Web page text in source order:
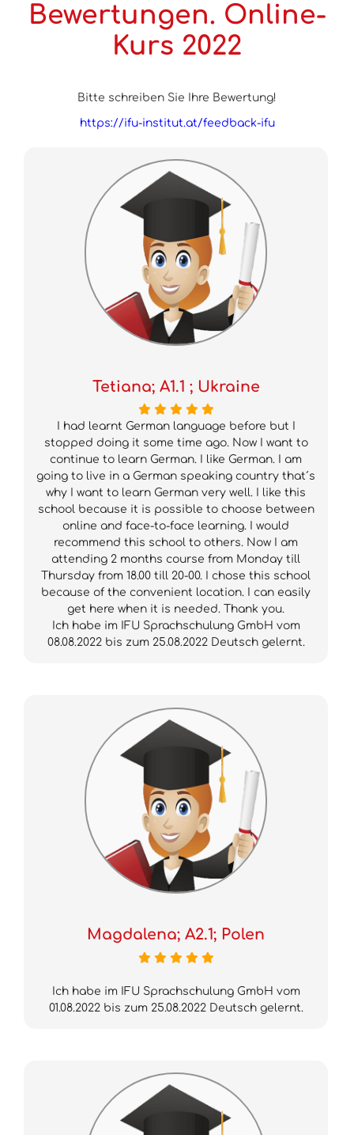
Bewertungen. Online-
Kurs 2022
Bitte schreiben Sie Ihre Bewertung!
https://ifu-institut.at/feedback-ifu
Tetiana; A1.1 ; Ukraine
I had learnt German language before but I
stopped doing it some time ago. Now I want to
continue to learn German. I like German. I am
going to live in a German speaking country that´s
why I want to learn German very well. I like this
school because it is possible to choose between
online and face-to-face learning. I would
recommend this school to others. Now I am
attending 2 months course from Monday till
Thursday from 18.00 till 20-00. I chose this school
because of the convenient location. I can easily
get here when it is needed. Thank you.
Ich habe im IFU Sprachschulung GmbH vom
08.08.2022 bis zum 25.08.2022 Deutsch gelernt.
Magdalena; A2.1; Polen
Ich habe im IFU Sprachschulung GmbH vom
01.08.2022 bis zum 25.08.2022 Deutsch gelernt.